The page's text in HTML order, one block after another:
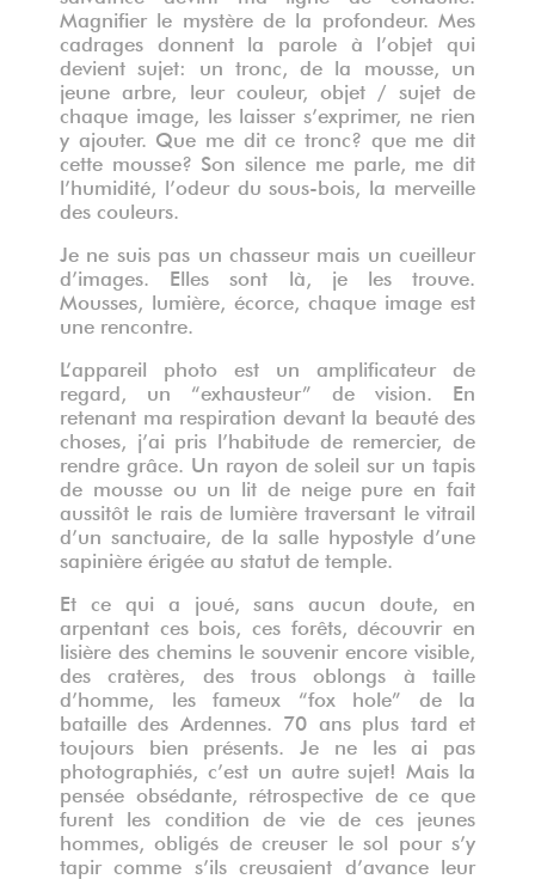
Magnifier le mystère de la profondeur. Mes
cadrages donnent la parole à l’objet qui
devient sujet: un tronc, de la mousse, un
jeune arbre, leur couleur, objet / sujet de
chaque image, les laisser s’exprimer, ne rien
y ajouter. Que me dit ce tronc? que me dit
cette mousse? Son silence me parle, me dit
l’humidité, l’odeur du sous-bois, la merveille
des couleurs.
Je ne suis pas un chasseur mais un cueilleur
d’images. Elles sont là, je les trouve.
Mousses, lumière, écorce, chaque image est
une rencontre.
L’appareil photo est un amplificateur de
regard, un “exhausteur” de vision. En
retenant ma respiration devant la beauté des
choses, j’ai pris l’habitude de remercier, de
rendre grâce. Un rayon de soleil sur un tapis
de mousse ou un lit de neige pure en fait
aussitôt le rais de lumière traversant le vitrail
d’un sanctuaire, de la salle hypostyle d’une
sapinière érigée au statut de temple.
Et ce qui a joué, sans aucun doute, en
arpentant ces bois, ces forêts, découvrir en
lisière des chemins le souvenir encore visible,
des cratères, des trous oblongs à taille
d’homme, les fameux “fox hole” de la
bataille des Ardennes. 70 ans plus tard et
toujours bien présents. Je ne les ai pas
photographiés, c’est un autre sujet! Mais la
pensée obsédante, rétrospective de ce que
furent les condition de vie de ces jeunes
hommes, obligés de creuser le sol pour s’y
tapir comme s’ils creusaient d’avance leur